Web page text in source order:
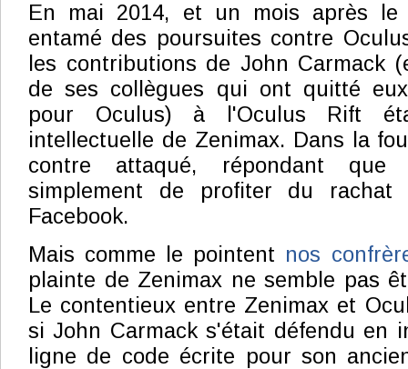
En mai 2014, et un mois après le
entamé des poursuites contre
les contributions de John Carmack
de ses collègues qui ont quitté
pour Oculus) à l'Oculus Rift
intellectuelle de Zenimax. Dans la
contre attaqué, répondant que
simplement de profiter du
Facebook.
Mais comme le pointent nos
plainte de Zenimax ne semble pas
Le contentieux entre Zenimax et
si John Carmack s'était défendu en
ligne de code écrite pour son